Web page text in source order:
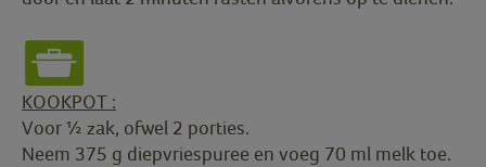
KOOKPOT :
Voor ½ zak, ofwel 2 porties.
Neem 375 g diepvriespuree en voeg 70 ml melk toe.